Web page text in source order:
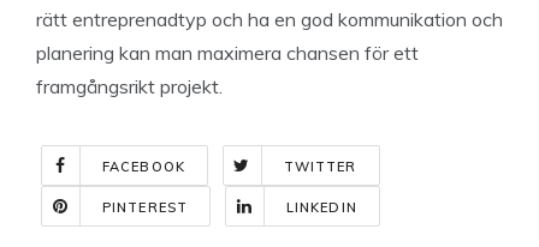
rätt entreprenadtyp och ha en god kommunikation och
planering kan man maximera chansen för ett
framgångsrikt projekt.
FACEBOOK TWITTER
PINTEREST LINKEDIN